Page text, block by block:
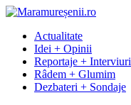
Actualitate
Idei + Opinii
Reportaje + Interviuri
Râdem + Glumim
Dezbateri + Sondaje